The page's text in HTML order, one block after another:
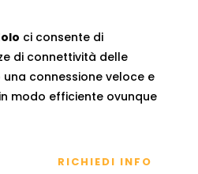
ci consente di
di connettività delle
connessione veloce e
modo efficiente ovunque
RICHIEDI INFO